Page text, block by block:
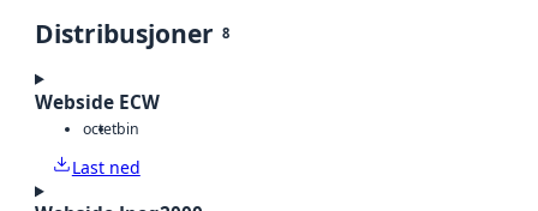
Distribusjoner 8
Webside ECW
octetbin
Last ned